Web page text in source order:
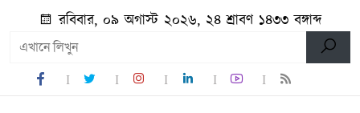
রবিবার, ০৯ অগাস্ট ২০২৬, ২৪ শ্রাবণ ১৪৩৩ বঙ্গাব্দ